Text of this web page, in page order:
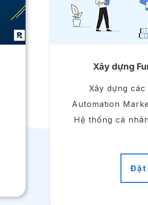
Xây dựng
Xây dựng
Automation
Hệ thống cá